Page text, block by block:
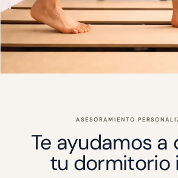
ASESORAMIENTO
Te ayudamos a
tu dormitorio